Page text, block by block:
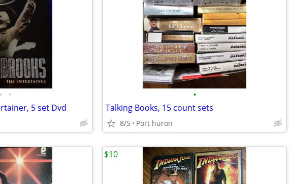
• •
5 set Dvd
•
Talking Books, 15 count sets
8/5 Port huron
$10